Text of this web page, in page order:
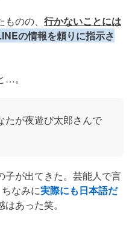
のの、 行かないことには
の情報を頼りに指示さ
…。
たが夜遊び太郎さんで
子が出てきた。芸能人で言
なみに実際にも日本語だ
あった笑。